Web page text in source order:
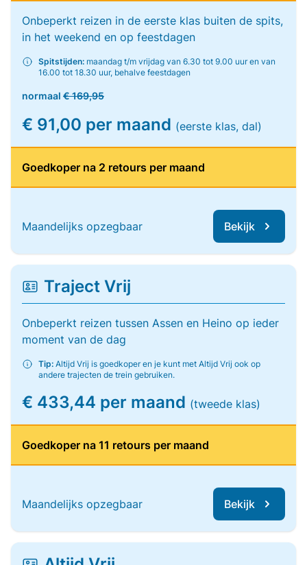
Onbeperkt reizen in de eerste klas buiten de spits,
in het weekend en op feestdagen
Spitstijden: maandag t/m vrijdag van 6.30 tot 9.00 uur en van
16.00 tot 18.30 uur, behalve feestdagen
normaal € 169,95
€ 91,00 per maand (eerste klas, dal)
Goedkoper na 2 retours per maand
Maandelijks opzegbaar Bekijk
Traject Vrij
Onbeperkt reizen tussen Assen en Heino op ieder
moment van de dag
Tip: Altijd Vrij is goedkoper en je kunt met Altijd Vrij ook op
andere trajecten de trein gebruiken.
€ 433,44 per maand (tweede klas)
Goedkoper na 11 retours per maand
Maandelijks opzegbaar Bekijk